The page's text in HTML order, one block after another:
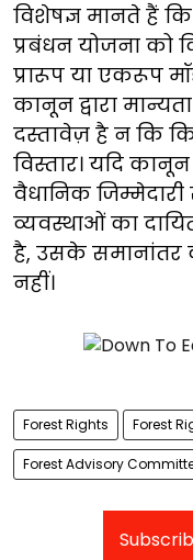
विशेषज्ञ मानते हैं
प्रबंधन योजना को
प्रारूप या एकरूप
कानून द्वारा
दस्तावेज़ है न कि
विस्तार। यदि
वैधानिक जिम्मेदारी
व्यवस्थाओं का
है, उसके समानांतर
नहीं।
Forest Rights Forest
Forest Advisory